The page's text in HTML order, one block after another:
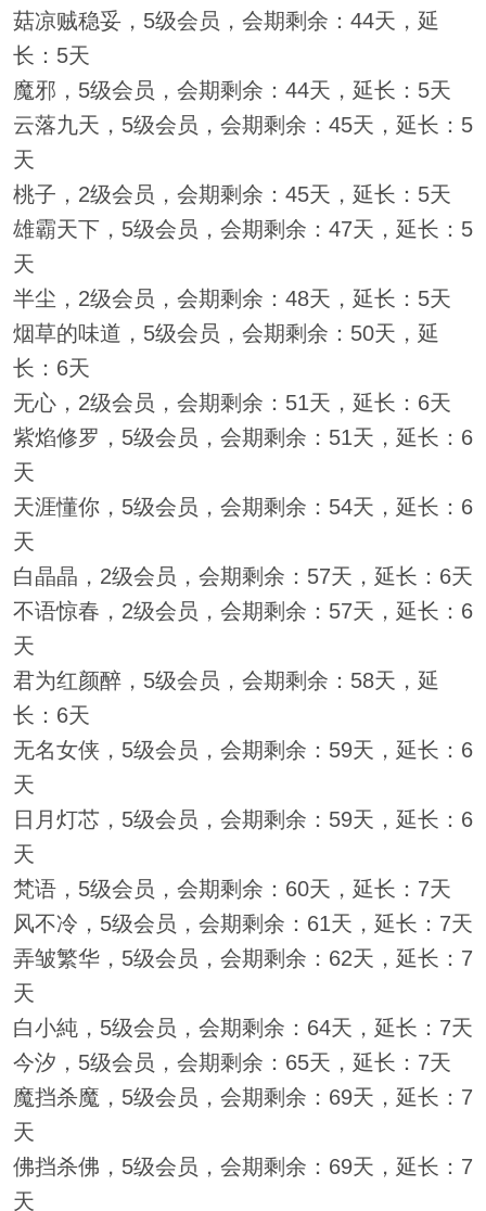
菇凉贼稳妥，5级会员，会期剩余：44天，延
长：5天
魔邪，5级会员，会期剩余：44天，延长：5天
云落九天，5级会员，会期剩余：45天，延长：5
天
桃子，2级会员，会期剩余：45天，延长：5天
雄霸天下，5级会员，会期剩余：47天，延长：5
天
半尘，2级会员，会期剩余：48天，延长：5天
烟草的味道，5级会员，会期剩余：50天，延
长：6天
无心，2级会员，会期剩余：51天，延长：6天
紫焰修罗，5级会员，会期剩余：51天，延长：6
天
天涯懂你，5级会员，会期剩余：54天，延长：6
天
白晶晶，2级会员，会期剩余：57天，延长：6天
不语惊春，2级会员，会期剩余：57天，延长：6
天
君为红颜醉，5级会员，会期剩余：58天，延
长：6天
无名女侠，5级会员，会期剩余：59天，延长：6
天
日月灯芯，5级会员，会期剩余：59天，延长：6
天
梵语，5级会员，会期剩余：60天，延长：7天
风不冷，5级会员，会期剩余：61天，延长：7天
弄皱繁华，5级会员，会期剩余：62天，延长：7
天
白小純，5级会员，会期剩余：64天，延长：7天
今汐，5级会员，会期剩余：65天，延长：7天
魔挡杀魔，5级会员，会期剩余：69天，延长：7
天
佛挡杀佛，5级会员，会期剩余：69天，延长：7
天